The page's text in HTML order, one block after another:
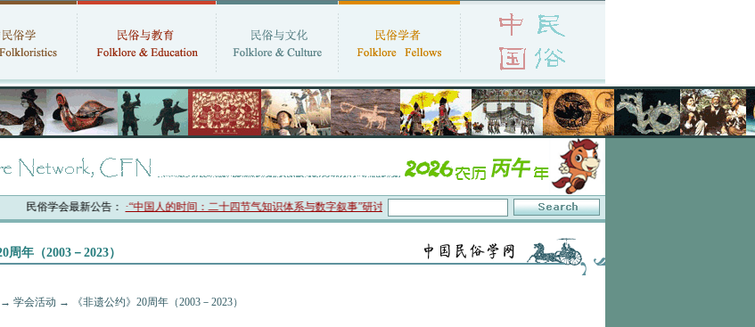
会最新公告：·“中国人的时间：二十四节气知识体系与数字叙事”研讨会在京召开 ·中国民俗学会第十一届代表大会暨2026年年会征文启事
周年（2003－2023）
学会活动 → 《非遗公约》20周年（2003－2023）